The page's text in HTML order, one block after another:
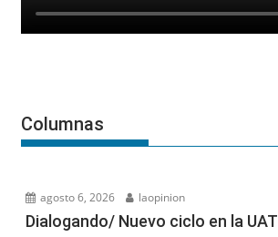
Columnas
agosto 6, 2026 laopinion
Dialogando/ Nuevo ciclo en la UAT